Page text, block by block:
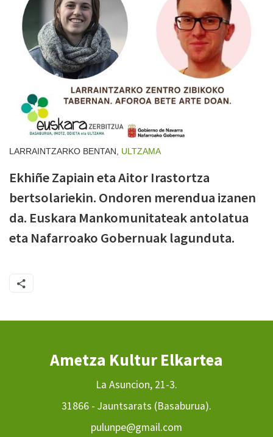
LARRAINTZARKO BENTAN, ULTZAMA
Ekhiñe Zapiain eta Aitor Irastortza
bertsolariekin. Ondoren merendua izanen
da. Euskara Mankomunitateak antolatua
eta Nafarroako Gobernuak lagunduta.
Ametza Kultur Elkartea
La Asuncion, 21-3.
31866 - Jauntsarats (Basaburua).
pulunpe@gmail.com